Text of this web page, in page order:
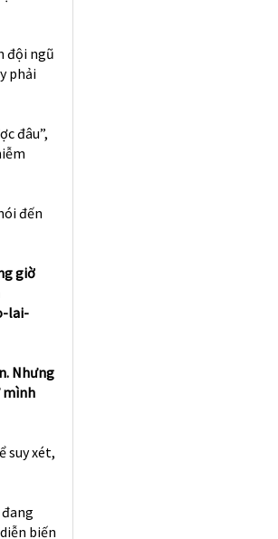
đội ngũ
phải
đâu”,
đến
giờ
lai-
Nhưng
mình
suy xét,
biến